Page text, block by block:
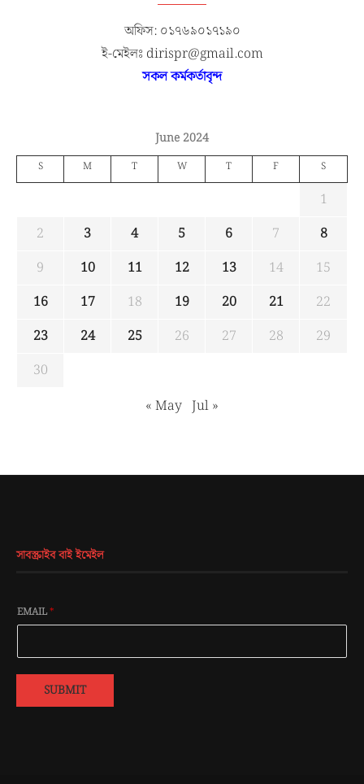
অফিস: ০১৭৬৯০১৭১৯০
ই-মেইলঃ dirispr@gmail.com
সকল কর্মকর্তাবৃন্দ
June 2024
S M T W T F S
1
2
3 4 5 6 7
8
9
10 11 12 13 14
15
16
17 18 19 20 21
22
23
24 25 26 27 28
29
30
« May Jul »
সাবস্ক্রাইব বাই ইমেইল
EMAIL*
SUBMIT